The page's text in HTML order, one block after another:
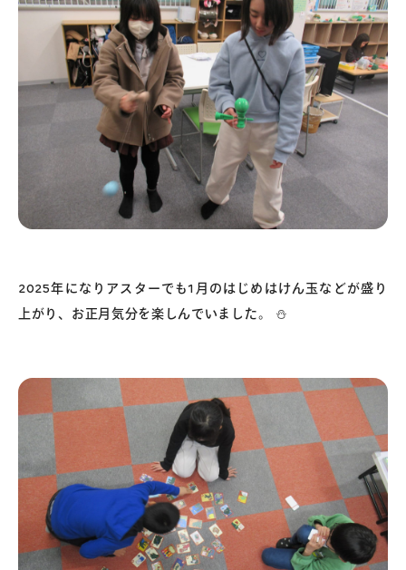
2025年になりアスターでも1月のはじめはけん玉などが盛り
上がり、お正月気分を楽しんでいました。 ⛄️